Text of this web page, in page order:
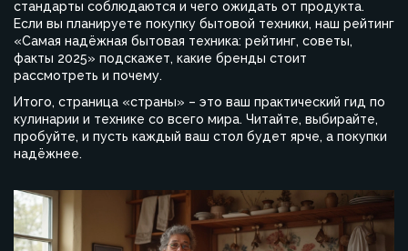
стандарты соблюдаются и чего ожидать от продукта.
Если вы планируете покупку бытовой техники, наш рейтинг
«Самая надёжная бытовая техника: рейтинг, советы,
факты 2025» подскажет, какие бренды стоит
рассмотреть и почему.
Итого, страница «страны» – это ваш практический гид по
кулинарии и технике со всего мира. Читайте, выбирайте,
пробуйте, и пусть каждый ваш стол будет ярче, а покупки
надёжнее.